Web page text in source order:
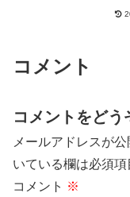
11：00～15：00で、回
司をリーズナブルな値
コメント
コメントをどう
メールアドレスが
いている欄は必須項
コメント ※